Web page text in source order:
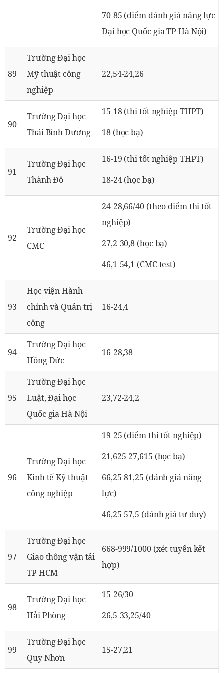
70-85 (điểm đánh giá năng lực
Đại học Quốc gia TP Hà Nội)
89
Trường Đại học
Mỹ thuật công
nghiệp
22,54-24,26
90
Trường Đại học
Thái Bình Dương
15-18 (thi tốt nghiệp THPT)
18 (học bạ)
91
Trường Đại học
Thành Đô
16-19 (thi tốt nghiệp THPT)
18-24 (học bạ)
92
Trường Đại học
CMC
24-28,66/40 (theo điểm thi tốt
nghiệp)
27,2-30,8 (học bạ)
46,1-54,1 (CMC test)
93
Học viện Hành
chính và Quản trị
công
16-24,4
94
Trường Đại học
Hồng Đức
16-28,38
95
Trường Đại học
Luật, Đại học
Quốc gia Hà Nội
23,72-24,2
96
Trường Đại học
Kinh tế Kỹ thuật
công nghiệp
19-25 (điểm thi tốt nghiệp)
21,625-27,615 (học bạ)
66,25-81,25 (đánh giá năng
lực)
46,25-57,5 (đánh giá tư duy)
97
Trường Đại học
Giao thông vận tải
TP HCM
668-999/1000 (xét tuyển kết
hợp)
98
Trường Đại học
Hải Phòng
15-26/30
26,5-33,25/40
99
Trường Đại học
Quy Nhơn
15-27,21